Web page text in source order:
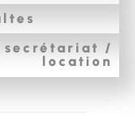
secrétariat /
location